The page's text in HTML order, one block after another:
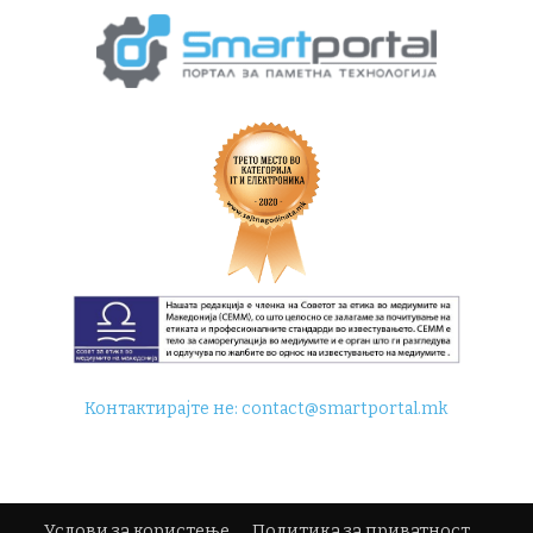
Контактирајте не:contact@smartportal.mk